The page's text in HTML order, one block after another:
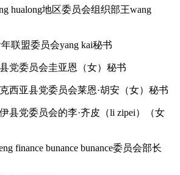
hualong地区委员会组织部王wang
年联盟委员会yang kai秘书
党委员会圭亚恩（女）秘书
西亚县党委员会莱恩·胡安（女）秘书
县党委员会的李·齐皮（li zipei）（女
finance bunance bunance委员会部长